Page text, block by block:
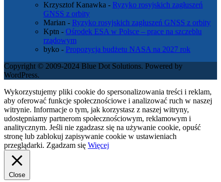
Krzysztof Kanawka - Ryzyko rosyjskich zagłuszeń
GNSS z orbity
Marian - Ryzyko rosyjskich zagłuszeń GNSS z orbity
Kptn - Ośrodek ESA w Polsce – prace na szczeblu
rządowym
byko - Propozycja budżetu NASA na 2027 rok
Copyright © 2009-2024 Blue Dot Solutions. Powered by
WordPress.
Wykorzystujemy pliki cookie do spersonalizowania treści i reklam,
aby oferować funkcje społecznościowe i analizować ruch w naszej
witrynie. Informacje o tym, jak korzystasz z naszej witryny,
udostępniamy partnerom społecznościowym, reklamowym i
analitycznym. Jeśli nie zgadzasz się na używanie cookie, opuść
stronę lub zablokuj zapisywanie cookie w ustawieniach
przeglądarki. Zgadzam się Więcej
Close